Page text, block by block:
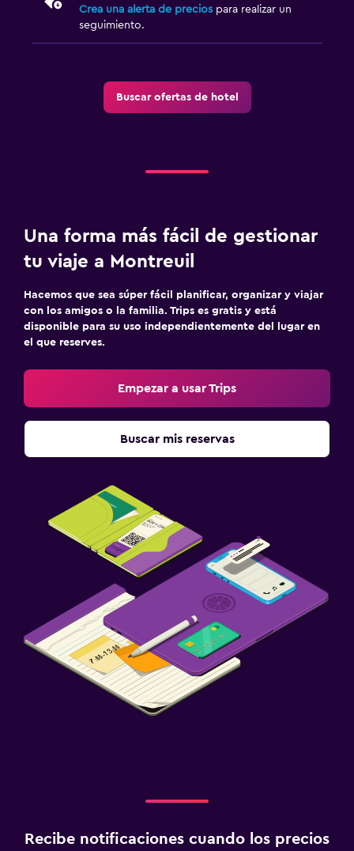
Crea una alerta de precios para realizar un
seguimiento.
Buscar ofertas de hotel
Una forma más fácil de gestionar
tu viaje a Montreuil
Hacemos que sea súper fácil planificar, organizar y viajar
con los amigos o la familia. Trips es gratis y está
disponible para su uso independientemente del lugar en
el que reserves.
Empezar a usar Trips
Buscar mis reservas
Recibe notificaciones cuando los precios